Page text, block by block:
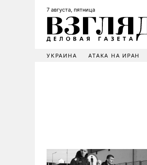
7 августа, пятница
УКРАИНА АТАКА НА ИРАН